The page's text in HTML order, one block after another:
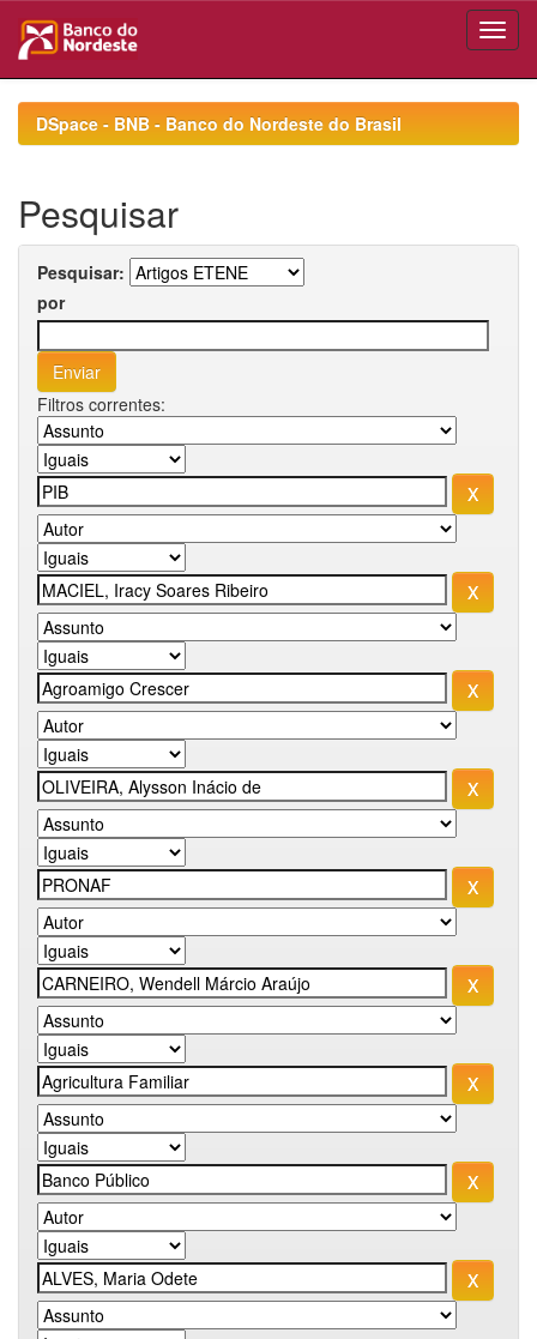
navigationDSpace - BNB - Banco do Nordeste do Brasil
Pesquisar
Pesquisar:
por
Filtros correntes: